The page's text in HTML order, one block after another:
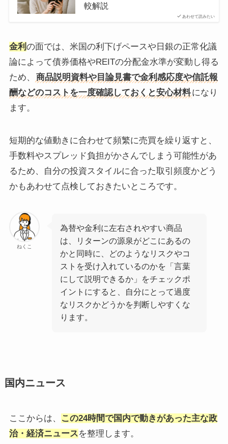
あわせて読みたい
較解説
金利 の面では、米国の利下げペースや日銀の正常化議
論によって債券価格やREITの分配金水準が変動し得る
ため、
商品説明資料や目論見書で金利感応度や信託報
酬などのコストを一度確認しておくと安心材料になり
ます。
短期的な値動きに合わせて頻繁に売買を繰り返すと、
手数料やスプレッド負担がかさんでしまう可能性があ
るため、自分の投資スタイルに合った取引頻度かどう
かもあわせて点検しておきたいところです。
ねくこ
為替や金利に左右されやすい商品
は、リターンの源泉がどこにあるの
かと同時に、どのようなリスクやコ
ストを受け入れているのかを「言葉
にして説明できるか」をチェックポ
イントにすると、自分にとって過度
なリスクかどうかを判断しやすくな
ります。
国内ニュース
ここからは、
この24時間で国内で動きがあった主な政
治・経済ニュースを整理します。